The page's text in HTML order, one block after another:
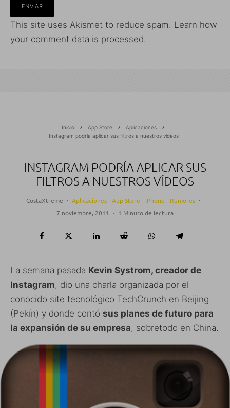
This site uses Akismet to reduce spam. Learn how
your comment data is processed.
Inicio App Store
Aplicaciones
Instagram podría aplicar sus filtros a nuestros vídeos
INSTAGRAM PODRÍA APLICAR SUS
FILTROS A NUESTROS VÍDEOS
CostaXtreme · Aplicaciones App Store iPhone Rumores ·
7 noviembre, 2011
· 1 Minuto de lectura
La semana pasada Kevin Systrom, creador de
Instagram, dio una charla organizada por el
conocido site tecnológico TechCrunch en Beijing
(Pekín) y donde contó sus planes de futuro para
la expansión de su empresa, sobretodo en China.